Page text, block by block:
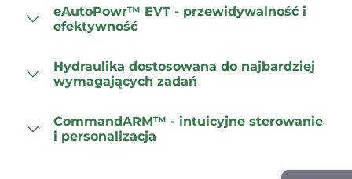
eAutoPowr™ EVT - przewidywalność i
efektywność
Hydraulika dostosowana do najbardziej
wymagających zadań
CommandARM™ - intuicyjne sterowanie
i personalizacja